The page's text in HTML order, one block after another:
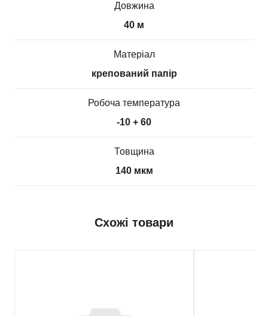
Довжина
40 м
Матеріал
крепований папір
Робоча температура
-10 + 60
Товщина
140 мкм
Схожі товари